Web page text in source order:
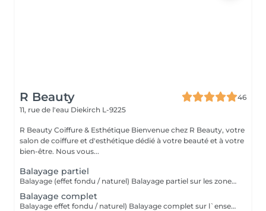
R Beauty
46
11, rue de l'eau Diekirch L-9225
R Beauty Coiffure & Esthétique Bienvenue chez R Beauty, votre
salon de coiffure et d'esthétique dédié à votre beauté et à votre
bien-être. Nous vous...
Balayage partiel
Balayage (effet fondu / naturel) Balayage partiel sur les zones visibles de la chevelure : contours du visage , dessus de la tête et nuque . Idéal pour raviver un balayage existant ou apporter de la lumière sans réaliser un balayage complet. Le glossing / la patine est inclus(e) dans cette prestation. Veuillez sélectionner une finition.
Balayage complet
Balayage effet fondu / naturel) Balayage complet sur l`ensemble de la chevelure pour un résultat lumineux , naturel et sur mesure . Idéal pour un changement ou un éclaircissement global . Le glossing / la patine est inclus(e) dans cette prestation. Veuillez sélectionner une finition.